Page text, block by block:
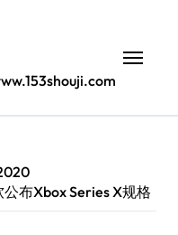
布Xbox Series X规格